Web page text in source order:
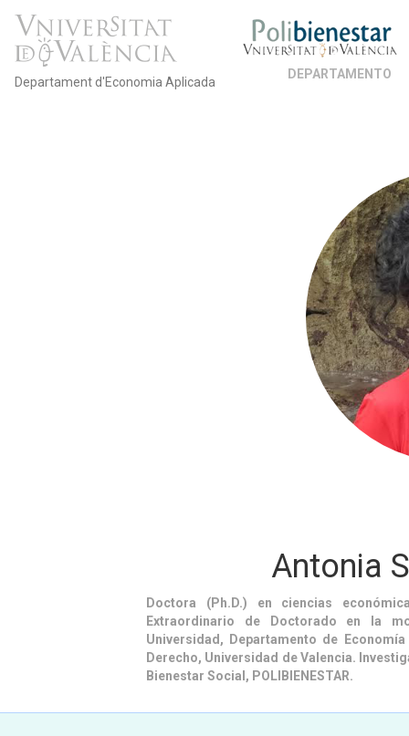
Departament d'Economia Aplicada
DEPARTAMENTO
Antonia
Doctora (Ph.D.) en ciencias
Extraordinario de Doctorado en la
Universidad, Departamento de
Derecho, Universidad de Valencia.
Bienestar Social, POLIBIENESTAR.